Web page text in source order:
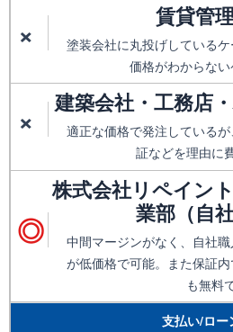
賃貸管
×
塗装会社に丸投げしている
価格がわからない
建築会社・工務店
×
適正な価格で発注している
証などを理由に
株式会社リペイン
業部（自
◎
中間マージンがなく、自社
が低価格で可能。また保証
も無料
支払い/ロー